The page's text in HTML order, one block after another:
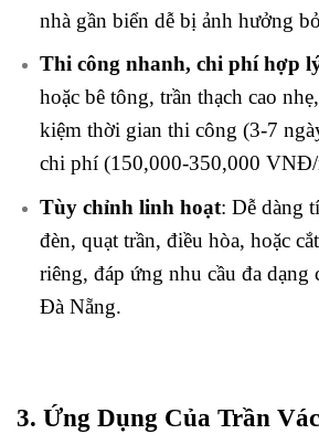
nhà gần biển dễ bị ảnh hưởng
Thi công nhanh, chi phí hợp
hoặc bê tông, trần thạch cao
kiệm thời gian thi công (3-7
chi phí (150,000-350,000 VNĐ/
Tùy chỉnh linh hoạt: Dễ dàng
đèn, quạt trần, điều hòa, hoặc
riêng, đáp ứng nhu cầu đa dạng
Đà Nẵng.
3. Ứng Dụng Của Trần